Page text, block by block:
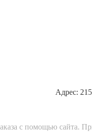
Адрес:
с помощью сайта.